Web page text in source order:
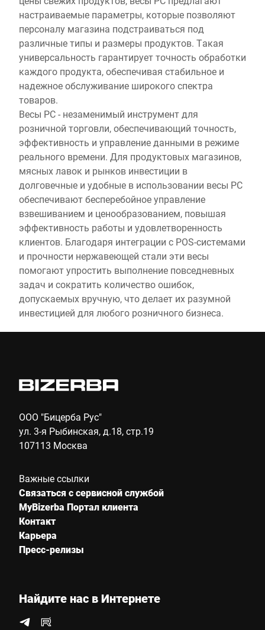
настраиваемые параметры, которые позволяют
персоналу магазина подстраиваться под
различные типы и размеры продуктов. Такая
универсальность гарантирует точность обработки
каждого продукта, обеспечивая стабильное и
надежное обслуживание широкого спектра
товаров.
Весы PC - незаменимый инструмент для
розничной торговли, обеспечивающий точность,
эффективность и управление данными в режиме
реального времени. Для продуктовых магазинов,
мясных лавок и рынков инвестиции в
долговечные и удобные в использовании весы PC
обеспечивают бесперебойное управление
взвешиванием и ценообразованием, повышая
эффективность работы и удовлетворенность
клиентов. Благодаря интеграции с POS-системами
и прочности нержавеющей стали эти весы
помогают упростить выполнение повседневных
задач и сократить количество ошибок,
допускаемых вручную, что делает их разумной
инвестицией для любого розничного бизнеса.
ООО "Бицерба Рус"
ул. 3-я Рыбинская, д.18, стр.19
107113 Москва
Важные ссылки
Связаться с сервисной службой
MyBizerba Портал клиента
Контакт
Карьера
Пресс-релизы
Найдите нас в Интернете